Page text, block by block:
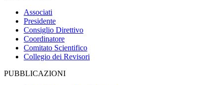
Associati
Presidente
Consiglio Direttivo
Coordinatore
Comitato Scientifico
Collegio dei Revisori
PUBBLICAZIONI